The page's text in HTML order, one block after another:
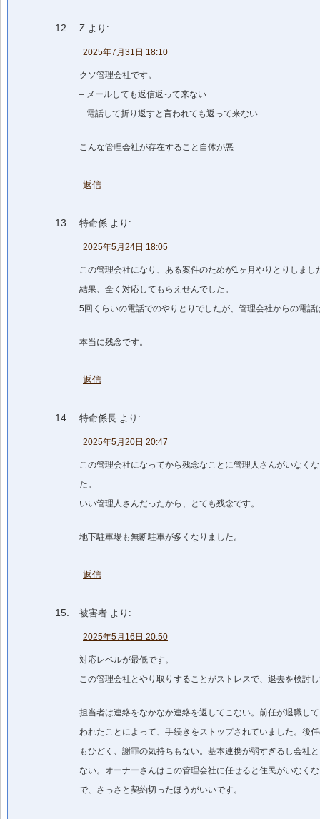
Z より:
2025年7月31日 18:10
クソ管理会社です。
– メールしても返信返って来ない
– 電話して折り返すと言われても返って来ない
こんな管理会社が存在すること自体が悪
返信
特命係 より:
2025年5月24日 18:05
この管理会社になり、ある案件のためが1ヶ月やりとりしまし
結果、全く対応してもらえせんでした。
5回くらいの電話でのやりとりでしたが、管理会社からの電話
本当に残念です。
返信
特命係長 より:
2025年5月20日 20:47
この管理会社になってから残念なことに管理人さんがいなく
た。
いい管理人さんだったから、とても残念です。
地下駐車場も無断駐車が多くなりました。
返信
被害者 より:
2025年5月16日 20:50
対応レベルが最低です。
この管理会社とやり取りすることがストレスで、退去を検討
担当者は連絡をなかなか連絡を返してこない。前任が退職し
われたことによって、手続きをストップされていました。後
もひどく、謝罪の気持ちもない。基本連携が弱すぎるし会社
ない。オーナーさんはこの管理会社に任せると住民がいなく
で、さっさと契約切ったほうがいいです。